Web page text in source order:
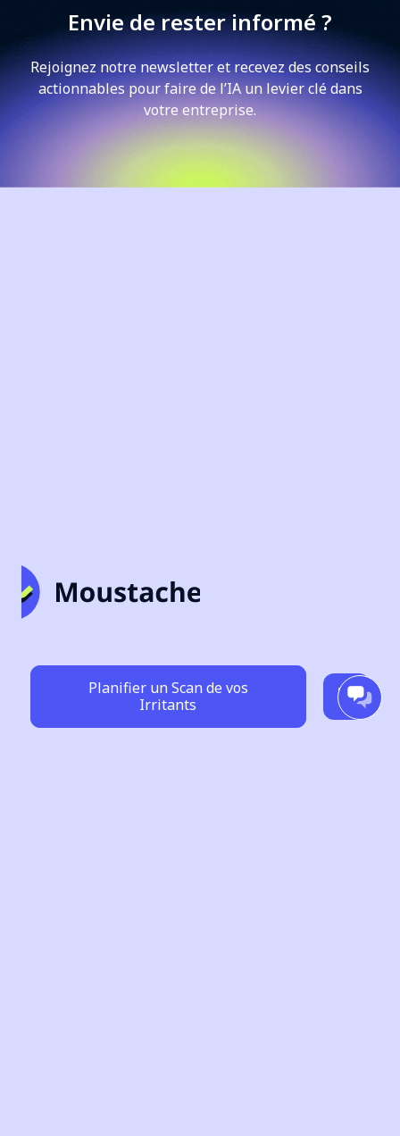
Envie de rester informé ?
Rejoignez notre newsletter et recevez des conseils
actionnables pour faire de l’IA un levier clé dans
votre entreprise.
Planifier un Scan de vos
Irritants